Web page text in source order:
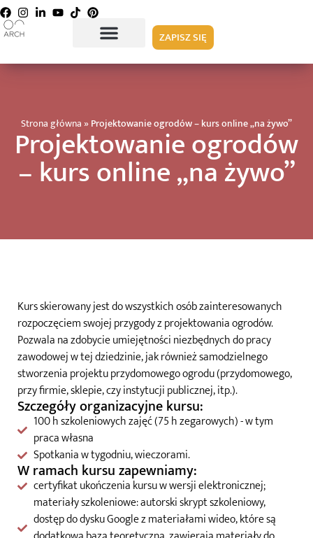
ZAPISZ SIĘ
Strona główna »Projektowanie ogrodów – kurs online „na żywo”
Projektowanie ogrodów
– kurs online „na żywo”
Kurs skierowany jest do wszystkich osób zainteresowanych
rozpoczęciem swojej przygody z projektowania ogrodów.
Pozwala na zdobycie umiejętności niezbędnych do pracy
zawodowej w tej dziedzinie, jak również samodzielnego
stworzenia projektu przydomowego ogrodu (przydomowego,
przy firmie, sklepie, czy instytucji publicznej, itp.).
Szczegóły organizacyjne kursu:
100 h szkoleniowych zajęć (75 h zegarowych) - w tym
praca własna
Spotkania w tygodniu, wieczorami.
W ramach kursu zapewniamy:
certyfikat ukończenia kursu w wersji elektronicznej;
materiały szkoleniowe: autorski skrypt szkoleniowy,
dostęp do dysku Google z materiałami wideo, które są